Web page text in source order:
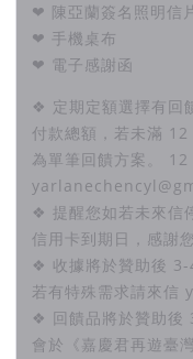
❤ 陳亞蘭簽名照明信
❤ 手機桌布
❤ 電子感謝函
❖ 定期定額選擇有回
付款總額，若未滿
為單筆回饋方案。
❖ 提醒您如若未來信
信用卡到期日，感謝
❖ 收據將於贊助後 3-
若有特殊需求請來
❖ 回饋品將於贊助後
會於《嘉慶君再遊臺